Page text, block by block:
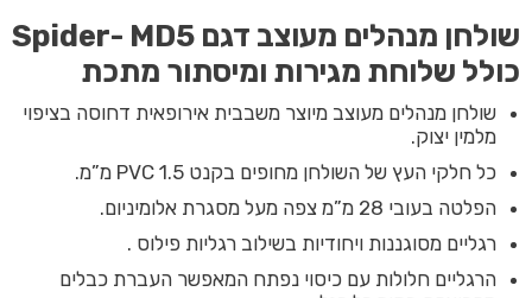
שולחן מנהלים מעוצב דגם Spider- MD5
כולל שלוחת מגירות ומיסתור מתכת
שולחן מנהלים מעוצב מיוצר משבבית אירופאית דחוסה בציפוי
מלמין יצוק.
כל חלקי העץ של השולחן מחופים בקנט PVC 1.5 מ”מ.
הפלטה בעובי 28 מ”מ צפה מעל מסגרת אלומיניום.
רגליים מסוגננות ויחודיות בשילוב רגליות פילוס .
הרגליים חלולות עם כיסוי נפתח המאפשר העברת כבלים